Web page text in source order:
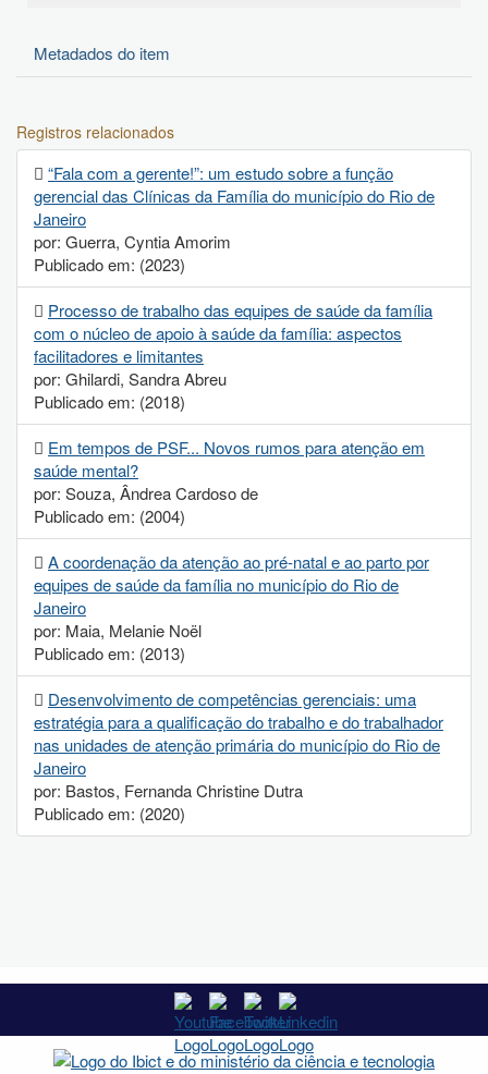
Metadados do item
Registros relacionados
“Fala com a gerente!”: um estudo sobre a função
gerencial das Clínicas da Família do município do Rio de
Janeiro
por: Guerra, Cyntia Amorim
Publicado em: (2023)
Processo de trabalho das equipes de saúde da família
com o núcleo de apoio à saúde da família: aspectos
facilitadores e limitantes
por: Ghilardi, Sandra Abreu
Publicado em: (2018)
Em tempos de PSF... Novos rumos para atenção em
saúde mental?
por: Souza, Ândrea Cardoso de
Publicado em: (2004)
A coordenação da atenção ao pré-natal e ao parto por
equipes de saúde da família no município do Rio de
Janeiro
por: Maia, Melanie Noël
Publicado em: (2013)
Desenvolvimento de competências gerenciais: uma
estratégia para a qualificação do trabalho e do trabalhador
nas unidades de atenção primária do município do Rio de
Janeiro
por: Bastos, Fernanda Christine Dutra
Publicado em: (2020)